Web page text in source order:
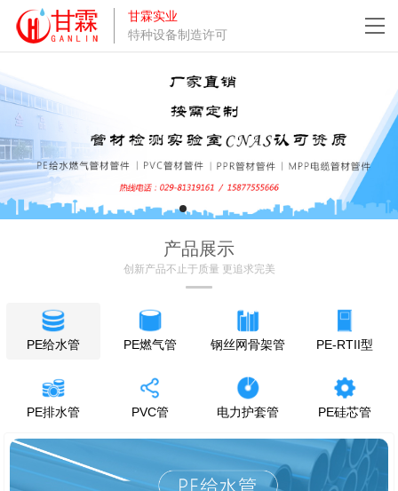
甘霖实业
特种设备制造许可
产品展示
创新产品不止于质量 更追求完美
PE给水管 PE燃气管 钢丝网骨架管 PE-RTII型
PE排水管 PVC管 电力护套管 PE硅芯管